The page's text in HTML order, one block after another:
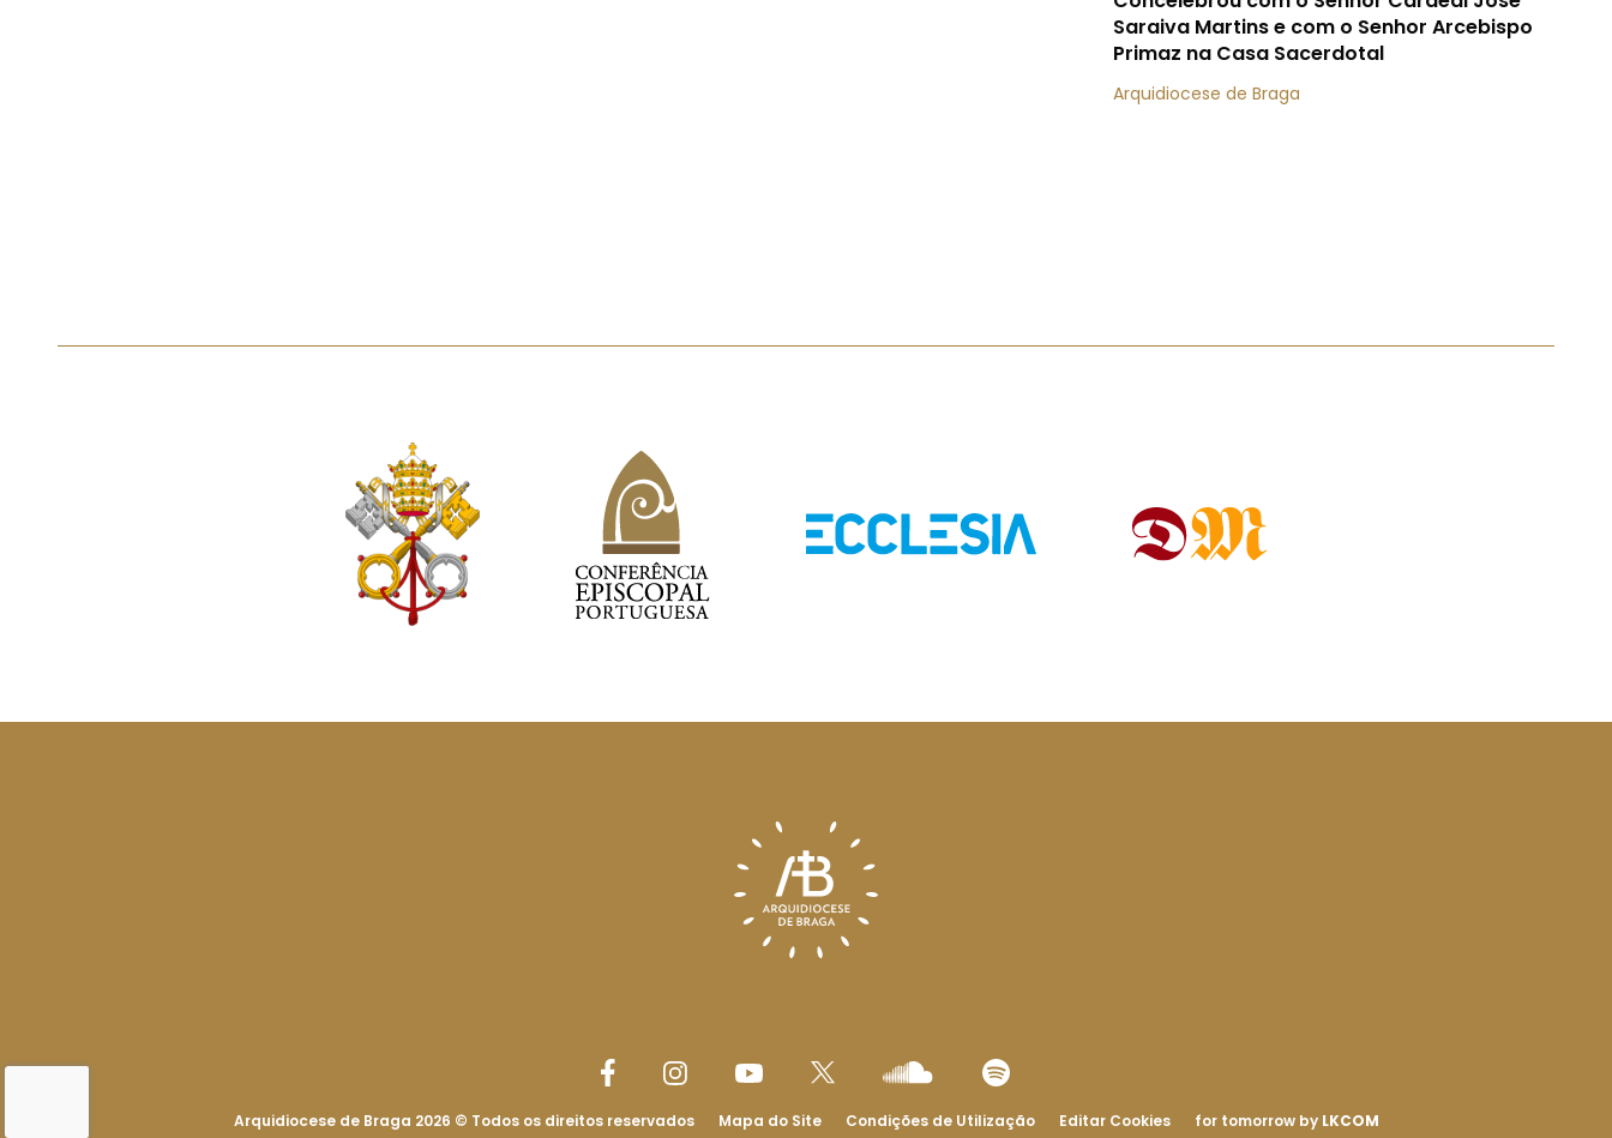
Saraiva Martins e com o Senhor Arcebispo
Primaz na Casa Sacerdotal
Arquidiocese de Braga
Arquidiocese de Braga 2026 © Todos os direitos reservados Mapa do Site Condições de Utilização Editar Cookies for tomorrow by LKCOM